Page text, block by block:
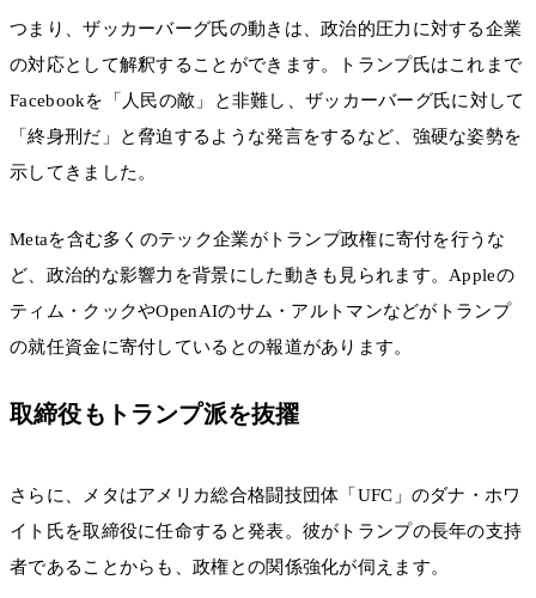
つまり、ザッカーバーグ氏の動きは、政治的圧力に対する企業
の対応として解釈することができます。トランプ氏はこれまで
Facebookを「人民の敵」と非難し、ザッカーバーグ氏に対して
「終身刑だ」と脅迫するような発言をするなど、強硬な姿勢を
示してきました。
Metaを含む多くのテック企業がトランプ政権に寄付を行うな
ど、政治的な影響力を背景にした動きも見られます。Appleの
ティム・クックやOpenAIのサム・アルトマンなどがトランプ
の就任資金に寄付しているとの報道があります。
取締役もトランプ派を抜擢
さらに、メタはアメリカ総合格闘技団体「UFC」のダナ・ホワ
イト氏を取締役に任命すると発表。彼がトランプの長年の支持
者であることからも、政権との関係強化が伺えます。